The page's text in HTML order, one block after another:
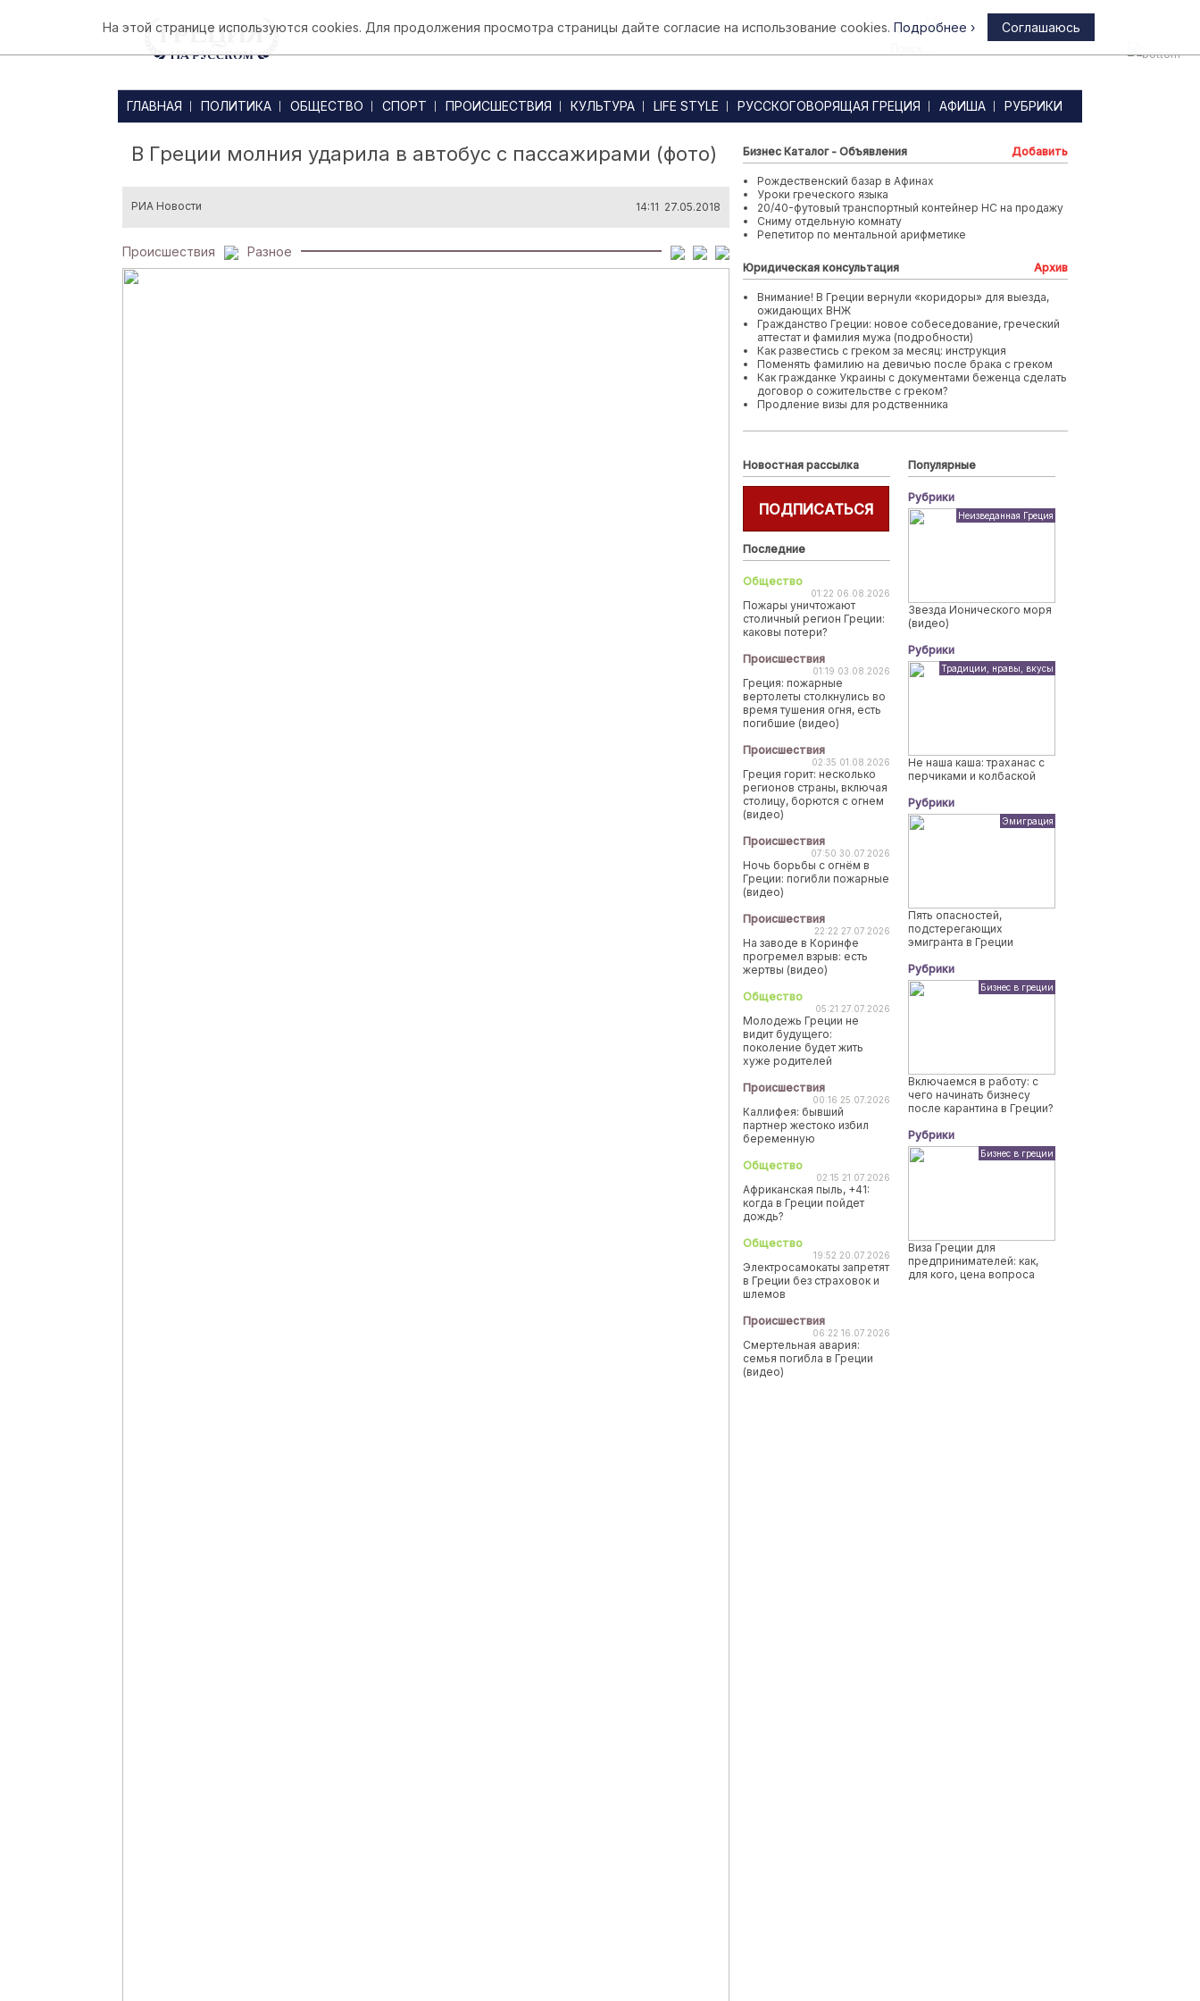
Афины
ГЛАВНАЯ ПОЛИТИКА ОБЩЕСТВО СПОРТ ПРОИСШЕСТВИЯ КУЛЬТУРА LIFE STYLE РУССКОГОВОРЯЩАЯ ГРЕЦИЯ АФИША РУБРИКИ
В Греции молния ударила в автобус с пассажирами (фото)
РИА Новости 14:11 27.05.2018
Происшествия Разное
Бизнес Каталог - Объявления Добавить
Рождественский базар в Афинах
Уроки греческого языка
20/40-футовый транспортный контейнер HC на продажу
Сниму отдельную комнату
Репетитор по ментальной арифметике
Юридическая консультация Архив
Внимание! В Греции вернули «коридоры» для выезда,
ожидающих ВНЖ
Гражданство Греции: новое собеседование, греческий
аттестат и фамилия мужа (подробности)
Как развестись с греком за месяц: инструкция
Поменять фамилию на девичью после брака с греком
Как гражданке Украины с документами беженца сделать
договор о сожительстве с греком?
Продление визы для родственника
Новостная рассылка
ПОДПИСАТЬСЯ
Последние
Общество
01:22 06.08.2026
Пожары уничтожают
столичный регион Греции:
каковы потери?
Происшествия
01:19 03.08.2026
Греция: пожарные
вертолеты столкнулись во
время тушения огня, есть
погибшие (видео)
Происшествия
02:35 01.08.2026
Греция горит: несколько
регионов страны, включая
столицу, борются с огнем
(видео)
Происшествия
07:50 30.07.2026
Ночь борьбы с огнём в
Греции: погибли пожарные
(видео)
Происшествия
22:22 27.07.2026
На заводе в Коринфе
прогремел взрыв: есть
жертвы (видео)
Общество
05:21 27.07.2026
Молодежь Греции не
видит будущего:
поколение будет жить
хуже родителей
Происшествия
00:16 25.07.2026
Каллифея: бывший
партнер жестоко избил
беременную
Общество
02:15 21.07.2026
Африканская пыль, +41:
когда в Греции пойдет
дождь?
Общество
19:52 20.07.2026
Электросамокаты запретят
в Греции без страховок и
шлемов
Происшествия
06:22 16.07.2026
Смертельная авария:
семья погибла в Греции
(видео)
Популярные
Рубрики
Неизведанная Греция
Звезда Ионического моря
(видео)
Рубрики
Традиции, нравы, вкусы
Не наша каша: траханас с
перчиками и колбаской
Рубрики
Эмиграция
Пять опасностей,
подстерегающих
эмигранта в Греции
Рубрики
Бизнес в греции
Включаемся в работу: с
чего начинать бизнесу
после карантина в Греции?
Рубрики
Бизнес в греции
Виза Греции для
предпринимателей: как,
для кого, цена вопроса
На этой странице используются cookies. Для продолжения просмотра страницы дайте согласие на использование cookies. Подробнее › Соглашаюсь